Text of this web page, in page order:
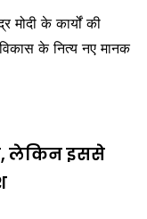
मोदी के कार्यों की
के नित्य नए मानक
लेकिन इससे